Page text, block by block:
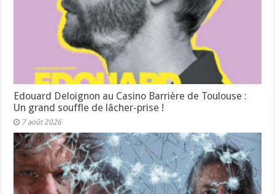
Edouard Deloignon au Casino Barrière de Toulouse :
Un grand souffle de lâcher-prise !
7 août 2026